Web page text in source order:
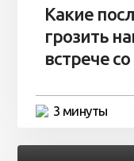
Какие
грозить
встрече со
3 минуты